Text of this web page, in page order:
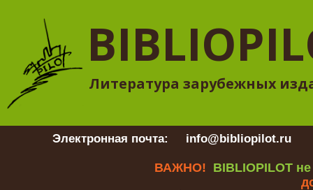
Литература зарубежных
Электронная почта: info@bibliopilot.ru
ВАЖНО! BIBLIOPILOT